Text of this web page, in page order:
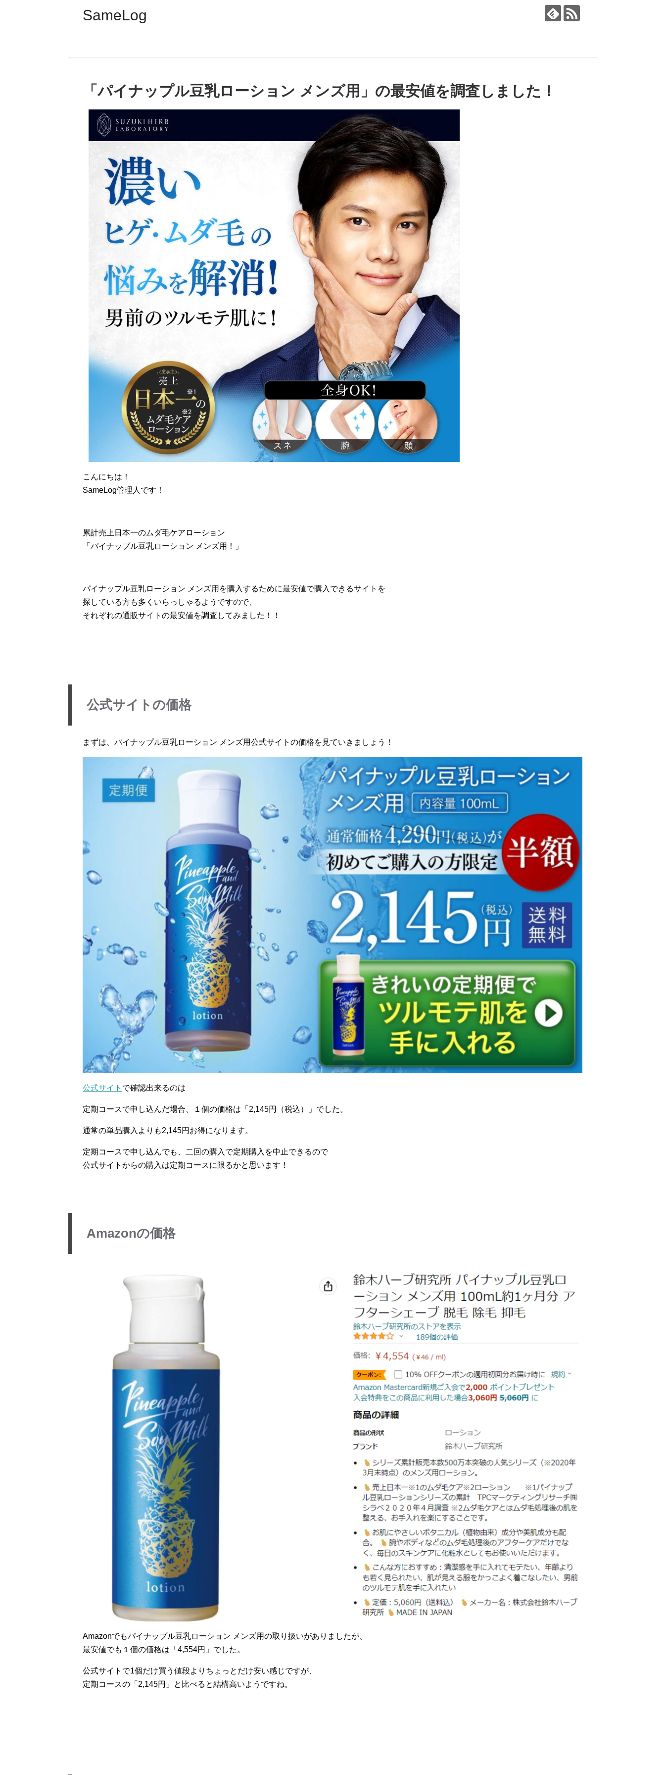
SameLog
「パイナップル豆乳ローション メンズ用」の最安値を調査しました！
こんにちは！
SameLog管理人です！
累計売上日本一のムダ毛ケアローション
「パイナップル豆乳ローション メンズ用！」
パイナップル豆乳ローション メンズ用を購入するために最安値で購入できるサイトを
探している方も多くいらっしゃるようですので、
それぞれの通販サイトの最安値を調査してみました！！
公式サイトの価格
まずは、パイナップル豆乳ローション メンズ用公式サイトの価格を見ていきましょう！
公式サイト で確認出来るのは
定期コースで申し込んだ場合、１個の価格は「2,145円（税込）」でした。
通常の単品購入よりも2,145円お得になります。
定期コースで申し込んでも、二回の購入で定期購入を中止できるので
公式サイトからの購入は定期コースに限るかと思います！
Amazonの価格
Amazonでもパイナップル豆乳ローション メンズ用の取り扱いがありましたが、
最安値でも１個の価格は「4,554円」でした。
公式サイトで1個だけ買う値段よりちょっとだけ安い感じですが、
定期コースの「2,145円」と比べると結構高いようですね。